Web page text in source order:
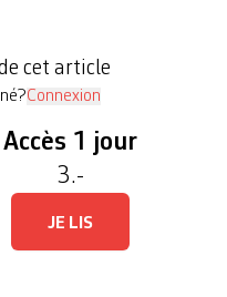
cet article
Connexion
Accès 1 jour
3.-
JE LIS